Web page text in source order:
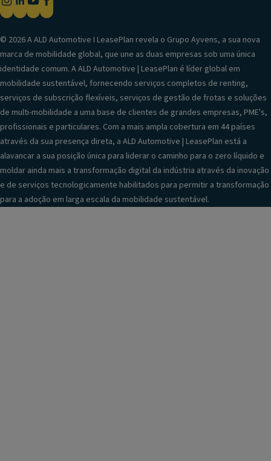
© 2026 A ALD Automotive I LeasePlan revela o Grupo Ayvens, a sua nova
marca de mobilidade global, que une as duas empresas sob uma única
identidade comum. A ALD Automotive | LeasePlan é líder global em
mobilidade sustentável, fornecendo serviços completos de renting,
serviços de subscrição flexíveis, serviços de gestão de frotas e soluções
de multi-mobilidade a uma base de clientes de grandes empresas, PME's,
profissionais e particulares. Com a mais ampla cobertura em 44 países
através da sua presença direta, a ALD Automotive | LeasePlan está a
alavancar a sua posição única para liderar o caminho para o zero líquido e
moldar ainda mais a transformação digital da indústria através da inovação
e de serviços tecnologicamente habilitados para permitir a transformação
para a adoção em larga escala da mobilidade sustentável.